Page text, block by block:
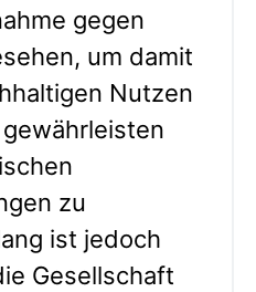
gegen
um damit
Nutzen
zu
ist jedoch
Gesellschaft